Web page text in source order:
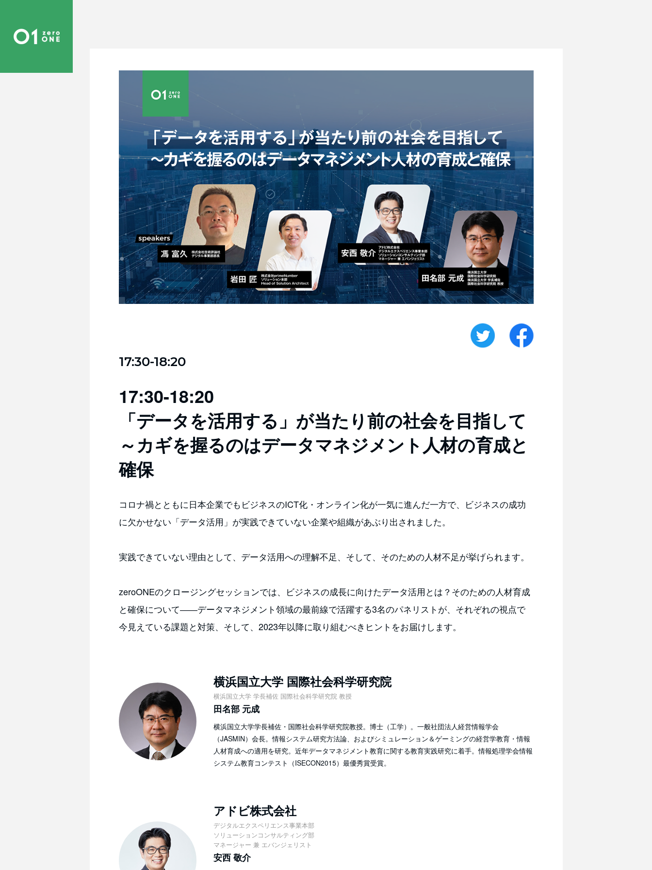
17:30-18:20
17:30-18:20
「データを活用する」が当たり前の社会を目指して
～カギを握るのはデータマネジメント人材の育成と
確保
コロナ禍とともに日本企業でもビジネスのICT化・オンライン化が一気に進んだ一方で、ビジネスの成功
に欠かせない「データ活用」が実践できていない企業や組織があぶり出されました。
実践できていない理由として、データ活用への理解不足、そして、そのための人材不足が挙げられます。
zeroONEのクロージングセッションでは、ビジネスの成長に向けたデータ活用とは？そのための人材育成
と確保について――データマネジメント領域の最前線で活躍する3名のパネリストが、それぞれの視点で
今見えている課題と対策、そして、2023年以降に取り組むべきヒントをお届けします。
横浜国立大学 国際社会科学研究院
横浜国立大学 学長補佐 国際社会科学研究院 教授
田名部 元成
横浜国立大学学長補佐・国際社会科学研究院教授。博士（工学）。一般社団法人経営情報学会
（JASMIN）会長。情報システム研究方法論、およびシミュレーション＆ゲーミングの経営学教育・情報
人材育成への適用を研究。近年データマネジメント教育に関する教育実践研究に着手。情報処理学会情報
システム教育コンテスト（ISECON2015）最優秀賞受賞。
アドビ株式会社
デジタルエクスペリエンス事業本部
ソリューションコンサルティング部
マネージャー 兼 エバンジェリスト
安西 敬介